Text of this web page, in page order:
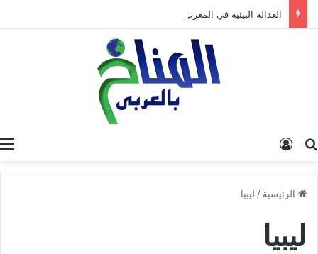
البحث عن
الرئيسية / ليبيا
ليبيا